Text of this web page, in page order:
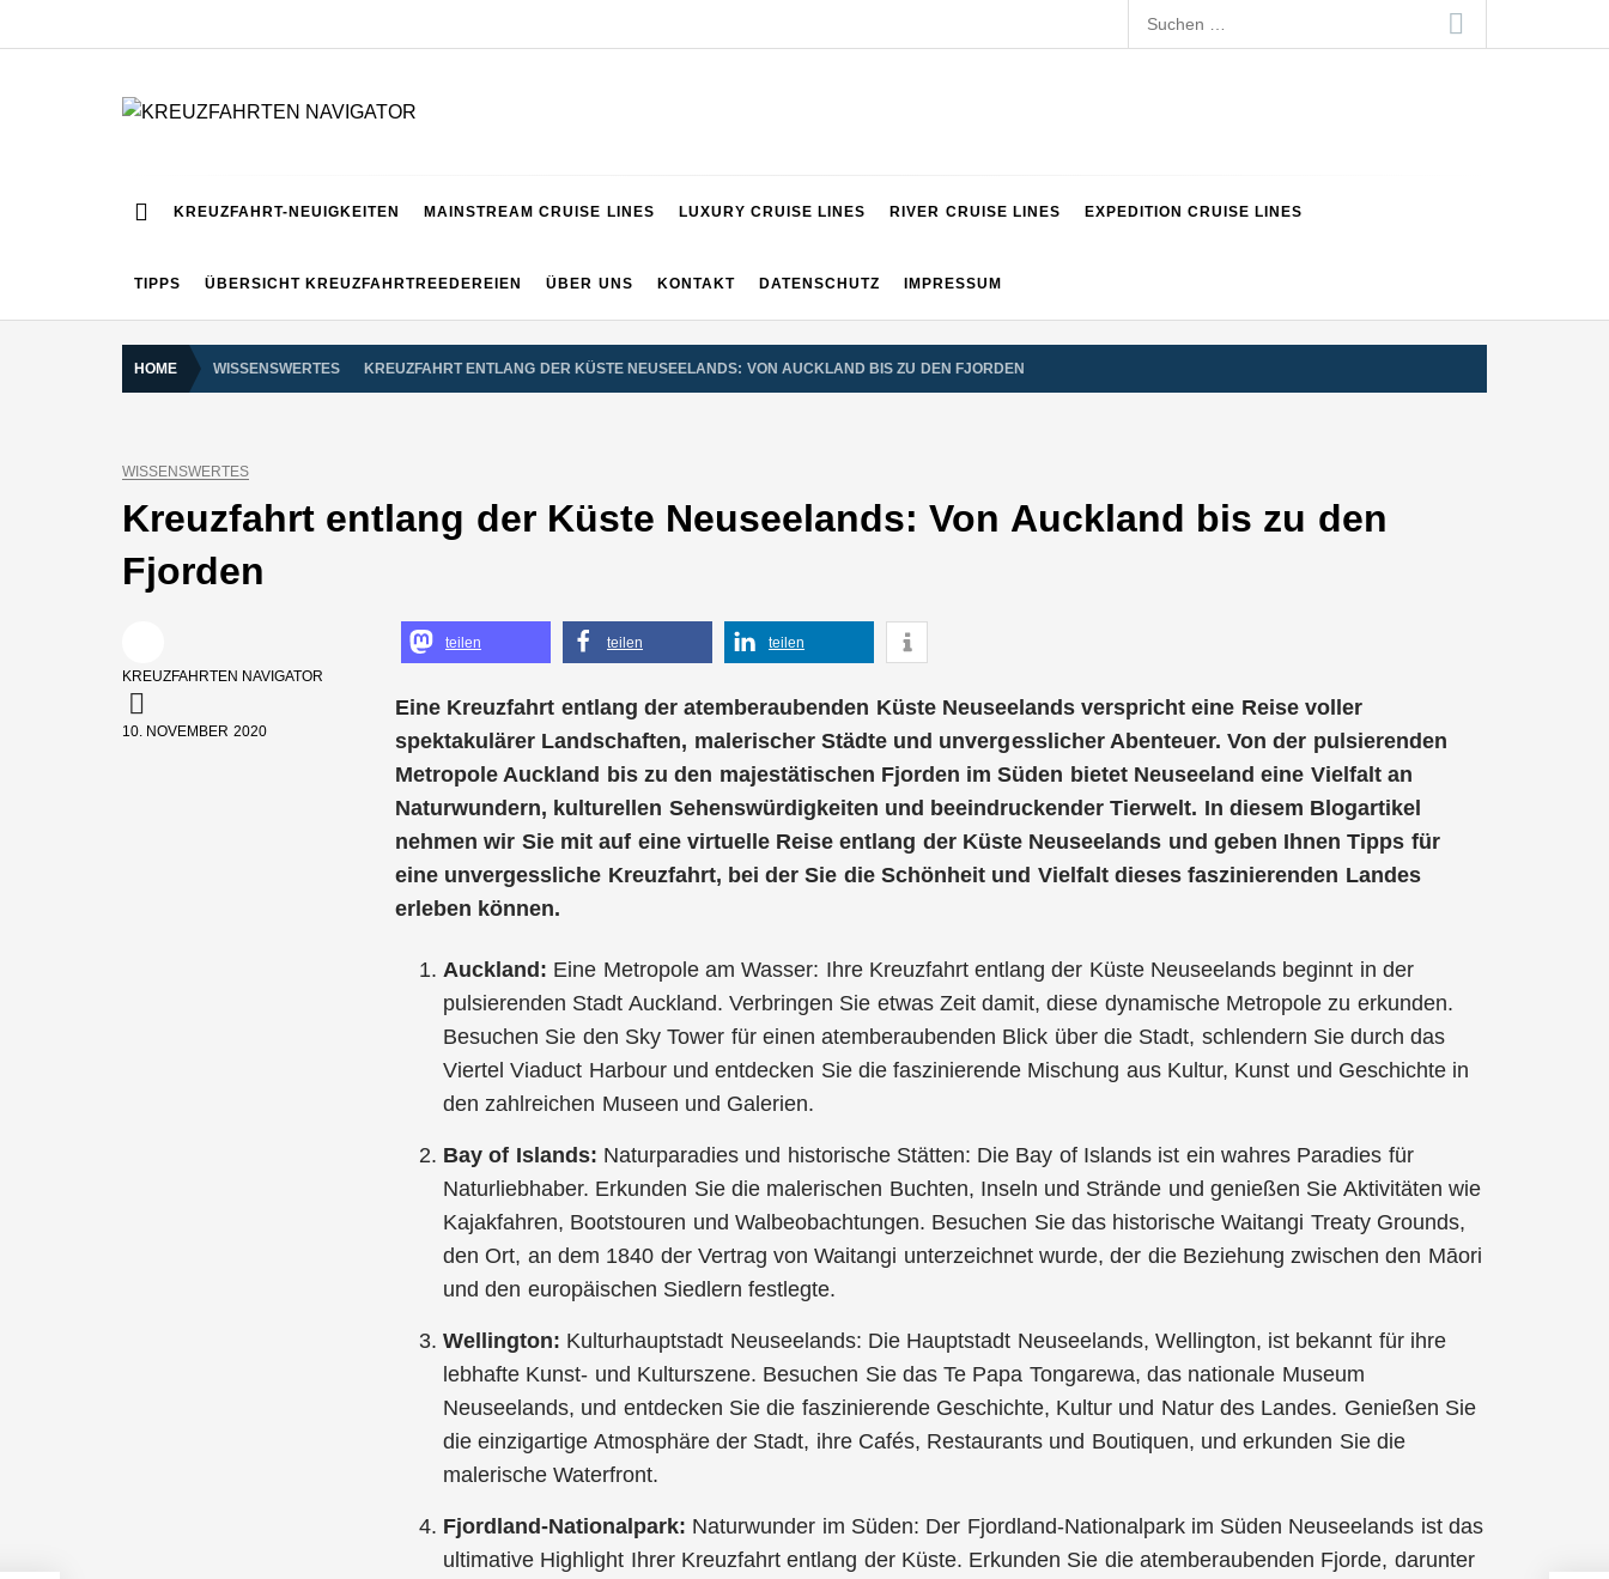
to
Suchen
nach:
KREUZFAHRT-NEUIGKEITEN MAINSTREAM CRUISE LINES LUXURY CRUISE LINES RIVER CRUISE LINES EXPEDITION CRUISE LINES
TIPPS ÜBERSICHT KREUZFAHRTREEDEREIEN ÜBER UNS KONTAKT DATENSCHUTZ IMPRESSUM
HOME WISSENSWERTES KREUZFAHRT ENTLANG DER KÜSTE NEUSEELANDS: VON AUCKLAND BIS ZU DEN FJORDEN
WISSENSWERTES
Kreuzfahrt entlang der Küste Neuseelands: Von Auckland bis zu den
Fjorden
KREUZFAHRTEN NAVIGATOR
10. NOVEMBER 2020
teilen teilen teilen
Eine Kreuzfahrt entlang der atemberaubenden Küste Neuseelands verspricht eine Reise voller
spektakulärer Landschaften, malerischer Städte und unvergesslicher Abenteuer. Von der pulsierenden
Metropole Auckland bis zu den majestätischen Fjorden im Süden bietet Neuseeland eine Vielfalt an
Naturwundern, kulturellen Sehenswürdigkeiten und beeindruckender Tierwelt. In diesem Blogartikel
nehmen wir Sie mit auf eine virtuelle Reise entlang der Küste Neuseelands und geben Ihnen Tipps für
eine unvergessliche Kreuzfahrt, bei der Sie die Schönheit und Vielfalt dieses faszinierenden Landes
erleben können.
Auckland: Eine Metropole am Wasser: Ihre Kreuzfahrt entlang der Küste Neuseelands beginnt in der
pulsierenden Stadt Auckland. Verbringen Sie etwas Zeit damit, diese dynamische Metropole zu erkunden.
Besuchen Sie den Sky Tower für einen atemberaubenden Blick über die Stadt, schlendern Sie durch das
Viertel Viaduct Harbour und entdecken Sie die faszinierende Mischung aus Kultur, Kunst und Geschichte in
den zahlreichen Museen und Galerien.
Bay of Islands: Naturparadies und historische Stätten: Die Bay of Islands ist ein wahres Paradies für
Naturliebhaber. Erkunden Sie die malerischen Buchten, Inseln und Strände und genießen Sie Aktivitäten wie
Kajakfahren, Bootstouren und Walbeobachtungen. Besuchen Sie das historische Waitangi Treaty Grounds,
den Ort, an dem 1840 der Vertrag von Waitangi unterzeichnet wurde, der die Beziehung zwischen den Māori
und den europäischen Siedlern festlegte.
Wellington: Kulturhauptstadt Neuseelands: Die Hauptstadt Neuseelands, Wellington, ist bekannt für ihre
lebhafte Kunst- und Kulturszene. Besuchen Sie das Te Papa Tongarewa, das nationale Museum
Neuseelands, und entdecken Sie die faszinierende Geschichte, Kultur und Natur des Landes. Genießen Sie
die einzigartige Atmosphäre der Stadt, ihre Cafés, Restaurants und Boutiquen, und erkunden Sie die
malerische Waterfront.
Fjordland-Nationalpark: Naturwunder im Süden: Der Fjordland-Nationalpark im Süden Neuseelands ist das
ultimative Highlight Ihrer Kreuzfahrt entlang der Küste. Erkunden Sie die atemberaubenden Fjorde, darunter